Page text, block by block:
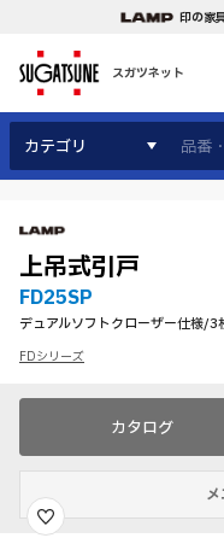
印の家
スガツネット
カテゴリ
上吊式引戸
FD25SP
デュアルソフトクローザー仕様/
FDシリーズ
カタログ